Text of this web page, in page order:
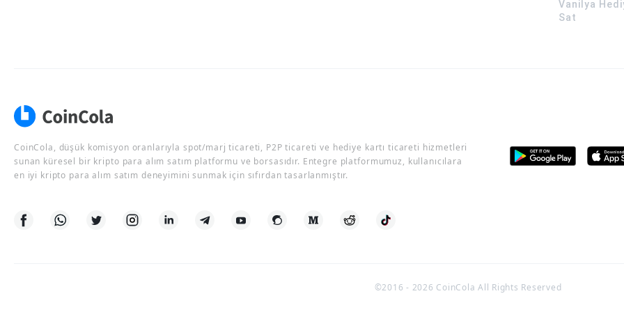
Vanilya
Sat
CoinCola, düşük komisyon oranlarıyla spot/marj ticareti, P2P ticareti ve hediye kartı ticareti hizmetleri
sunan küresel bir kripto para alım satım platformu ve borsasıdır. Entegre platformumuz, kullanıcılara
en iyi kripto para alım satım deneyimini sunmak için sıfırdan tasarlanmıştır.
©2016 - 2026 CoinCola All Rights Reserved